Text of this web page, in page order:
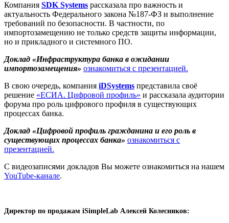
Компания SDK Systems рассказала про важность и
актуальность Федерального закона №187-ФЗ и выполнение
требований по безопасности. В частности, по
импортозамещению не только средств защиты информации,
но и прикладного и системного ПО.
Доклад «Инфраструктура банка в ожидании
импортозамещения» ознакомиться с презентацией.
В свою очередь, компания iDSystems представила своё
решение «ЕСИА. Цифровой профиль» и рассказала аудитории
форума про роль цифрового профиля в существующих
процессах банка.
Доклад «Цифровой профиль гражданина и его роль в
существующих процессах банка» ознакомиться с
презентацией.
С видеозаписями докладов Вы можете ознакомиться на нашем
YouTube-канале.
Директор по продажам iSimpleLab Алексей Колесников: